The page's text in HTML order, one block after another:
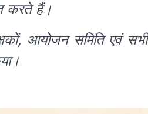
करते हैं।
आयोजन समिति एवं सभी